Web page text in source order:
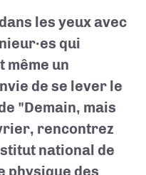
les yeux avec
qui
même un
de se lever le
"Demain, mais
rencontrez
national de
physique des